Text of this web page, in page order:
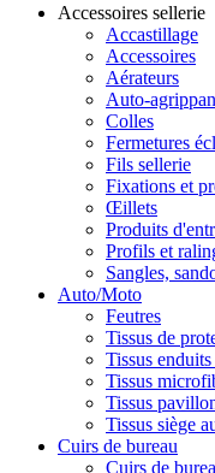
Accessoires sellerie
Accastillage
Accessoires
Aérateurs
Auto-
Colles
Fermetures
Fils sellerie
Fixations et
Œillets
Produits
Profils et
Sangles,
Auto/Moto
Feutres
Tissus de
Tissus
Tissus
Tissus
Tissus siège
Cuirs de bureau
Cuirs de